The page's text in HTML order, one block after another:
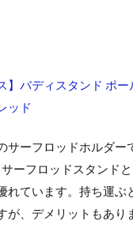
】バディスタンド ポ
ッド
サーフロッドホルダー
サーフロッドスタンド
れています。持ち運ぶ
が、デメリットもあり